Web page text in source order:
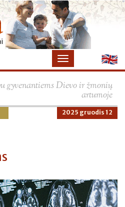
gyvenantiems Dievo ir žmonių
artumoje
2025 gruodis 12
×